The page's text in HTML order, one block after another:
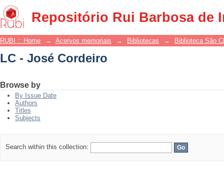
Repositório Rui Barbosa de
LC - José Cordeiro
RUBI :: Home → Acervos memoriais → Bibliotecas → Biblioteca São
LC - José Cordeiro
Browse by
By Issue Date
Authors
Titles
Subjects
Search within this collection: